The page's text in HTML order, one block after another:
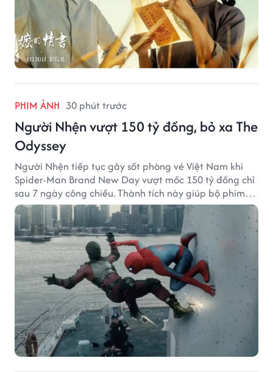
PHIM ẢNH 30 phút trước
Người Nhện vượt 150 tỷ đồng, bỏ xa The
Odyssey
Người Nhện tiếp tục gây sốt phòng vé Việt Nam khi
Spider-Man Brand New Day vượt mốc 150 tỷ đồng chỉ
sau 7 ngày công chiếu. Thành tích này giúp bộ phim
của Tom Holland tạo khoảng cách đáng kể với The
Odyssey trên đường đua doanh thu.